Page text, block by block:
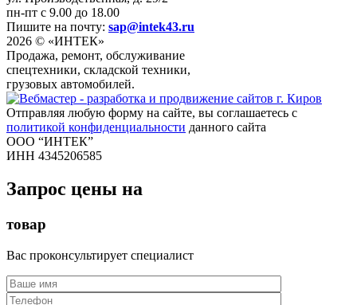
пн-пт с 9.00 до 18.00
Пишите на почту: sap@intek43.ru
2026 © «ИНТЕК»
Продажа, ремонт, обслуживание
спецтехники, складской техники,
грузовых автомобилей.
Отправляя любую форму на сайте, вы соглашаетесь с
политикой конфиденциальности данного сайта
ООО “ИНТЕК”
ИНН 4345206585
Запрос цены на
товар
Вас проконсультирует специалист